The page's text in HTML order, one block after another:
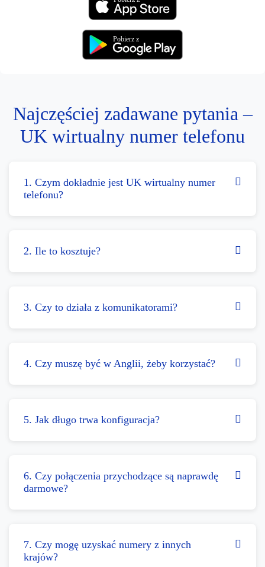
Pobierz z
Najczęściej zadawane pytania –
UK wirtualny numer telefonu
1. Czym dokładnie jest UK wirtualny numer
telefonu?
2. Ile to kosztuje?
3. Czy to działa z komunikatorami?
4. Czy muszę być w Anglii, żeby korzystać?
5. Jak długo trwa konfiguracja?
6. Czy połączenia przychodzące są naprawdę
darmowe?
7. Czy mogę uzyskać numery z innych
krajów?